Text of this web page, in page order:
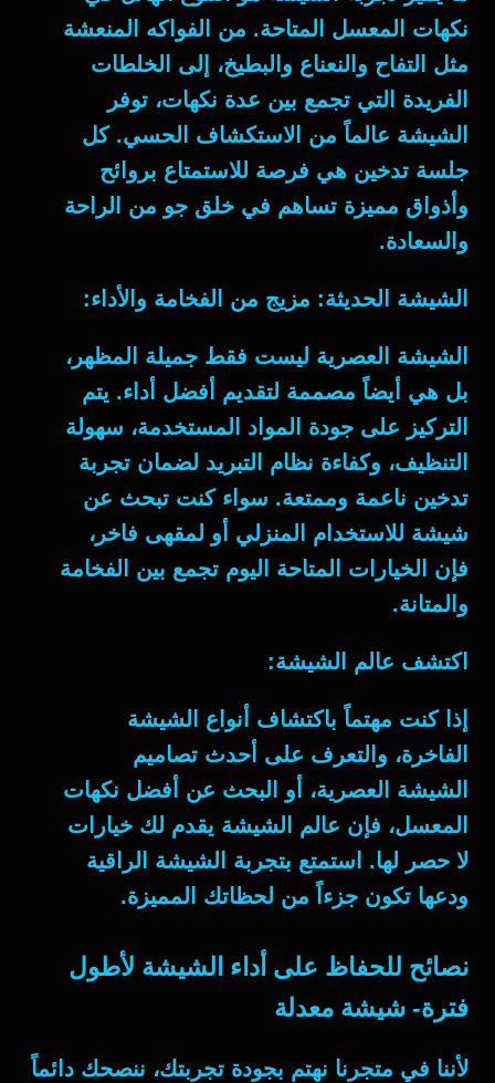
نكهات المعسل المتاحة. من الفواكه المنعشة
مثل التفاح والنعناع والبطيخ، إلى الخلطات
الفريدة التي تجمع بين عدة نكهات، توفر
الشيشة عالماً من الاستكشاف الحسي. كل
جلسة تدخين هي فرصة للاستمتاع بروائح
وأذواق مميزة تساهم في خلق جو من الراحة
والسعادة.
الشيشة الحديثة: مزيج من الفخامة والأداء:
الشيشة العصرية ليست فقط جميلة المظهر،
بل هي أيضاً مصممة لتقديم أفضل أداء. يتم
التركيز على جودة المواد المستخدمة، سهولة
التنظيف، وكفاءة نظام التبريد لضمان تجربة
تدخين ناعمة وممتعة. سواء كنت تبحث عن
شيشة للاستخدام المنزلي أو لمقهى فاخر،
فإن الخيارات المتاحة اليوم تجمع بين الفخامة
والمتانة.
اكتشف عالم الشيشة:
إذا كنت مهتماً باكتشاف أنواع الشيشة
الفاخرة، والتعرف على أحدث تصاميم
الشيشة العصرية، أو البحث عن أفضل نكهات
المعسل، فإن عالم الشيشة يقدم لك خيارات
لا حصر لها. استمتع بتجربة الشيشة الراقية
ودعها تكون جزءاً من لحظاتك المميزة.
نصائح للحفاظ على أداء الشيشة لأطول
فترة- شيشة معدلة
لأننا في متجرنا نهتم بجودة تجربتك، ننصحك دائماً